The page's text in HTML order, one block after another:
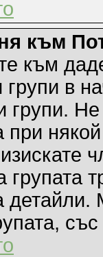
към
към
в
групи.
при
групата